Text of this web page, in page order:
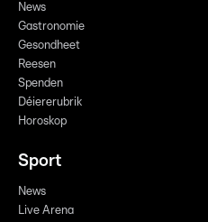
News
Gastronomie
Gesondheet
Reesen
Spenden
Déiererubrik
Horoskop
Sport
News
Live Arena